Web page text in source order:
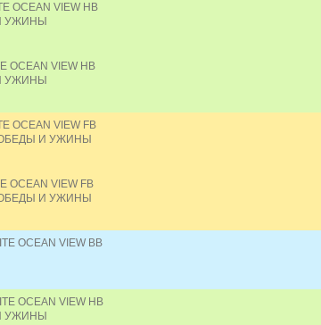
OCEAN VIEW HB
УЖИНЫ
OCEAN VIEW HB
УЖИНЫ
OCEAN VIEW FB
И УЖИНЫ
OCEAN VIEW FB
И УЖИНЫ
OCEAN VIEW BB
OCEAN VIEW HB
УЖИНЫ